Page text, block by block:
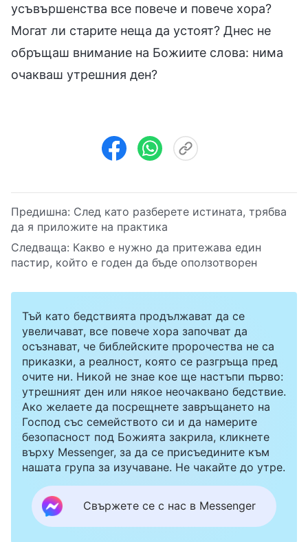
усъвършенства все повече и повече хора?
Могат ли старите неща да устоят? Днес не
обръщаш внимание на Божиите слова: нима
очакваш утрешния ден?
Предишна: След като разберете истината, трябва
да я приложите на практика
Следваща: Какво е нужно да притежава един
пастир, който е годен да бъде оползотворен
Тъй като бедствията продължават да се
увеличават, все повече хора започват да
осъзнават, че библейските пророчества не са
приказки, а реалност, която се разгръща пред
очите ни. Никой не знае кое ще настъпи първо:
утрешният ден или някое неочаквано бедствие.
Ако желаете да посрещнете завръщането на
Господ със семейството си и да намерите
безопасност под Божията закрила, кликнете
върху Messenger, за да се присъедините към
нашата група за изучаване. Не чакайте до утре.
Свържете се с нас в Messenger